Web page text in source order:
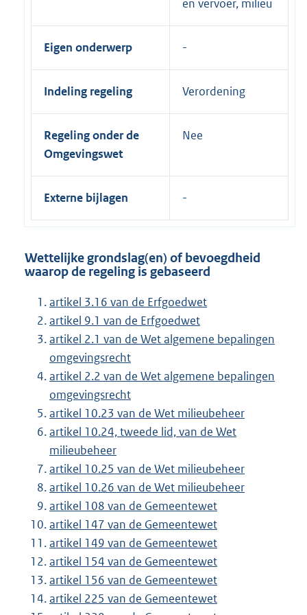
en vervoer, milieu
Eigen onderwerp
Indeling regeling Verordening
Regeling onder de
Omgevingswet
Nee
Externe bijlagen
Wettelijke grondslag(en) of bevoegdheid
waarop de regeling is gebaseerd
artikel 3.16 van de Erfgoedwet
artikel 9.1 van de Erfgoedwet
artikel 2.1 van de Wet algemene bepalingen
omgevingsrecht
artikel 2.2 van de Wet algemene bepalingen
omgevingsrecht
artikel 10.23 van de Wet milieubeheer
artikel 10.24, tweede lid, van de Wet
milieubeheer
artikel 10.25 van de Wet milieubeheer
artikel 10.26 van de Wet milieubeheer
artikel 108 van de Gemeentewet
artikel 147 van de Gemeentewet
artikel 149 van de Gemeentewet
artikel 154 van de Gemeentewet
artikel 156 van de Gemeentewet
artikel 225 van de Gemeentewet